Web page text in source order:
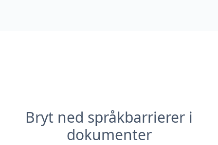
Bryt ned språkbarrierer i
dokumenter